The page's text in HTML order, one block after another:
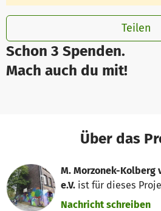
Schon 3 Spenden.
Mach auch du mit!
Teilen
Über das
M. Morzonek-Kolberg
e.V. ist für dieses
Nachricht schreiben